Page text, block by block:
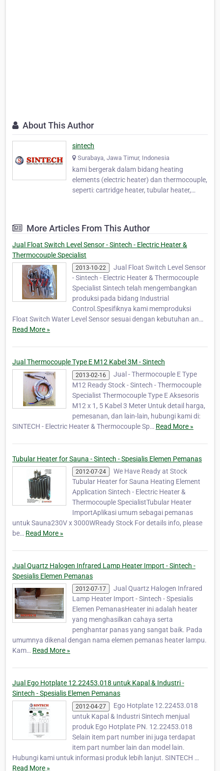
About This Author
sintech
Surabaya, Jawa Timur, Indonesia
kami bergerak dalam bidang heating
elements (electric heater) dan thermocouple,
seperti: cartridge heater, tubular heater,
area industri. selain itu, untuk shipping atau
p…
More Articles From This Author
Jual Float Switch Level Sensor - Sintech - Electric Heater &
Thermocouple Specialist
2013-10-22
Jual Float Switch Level Sensor
- Sintech - Electric Heater & Thermocouple
Specialist Sintech telah mengembangkan
produksi pada bidang Industrial
Control.Spesifiknya kami memproduksi
Float Switch Water Level Sensor sesuai dengan kebutuhan an…
Read More »
Jual Thermocouple Type E M12 Kabel 3M - Sintech
2013-02-16
Jual - Thermocouple E Type
M12 Ready Stock - Sintech - Thermocouple
Specialist Thermocouple Type E Aksesoris
M12 x 1, 5 Kabel 3 Meter Untuk detail harga,
pemesanan, dan lain-lain, hubungi kami di:
SINTECH - Electric Heater & Thermocouple Sp… Read More »
Tubular Heater for Sauna - Sintech - Spesialis Elemen Pemanas
2012-07-24
We Have Ready at Stock
Tubular Heater for Sauna Heating Element
Application Sintech - Electric Heater &
Thermocouple SpecialistTubular Heater
ImportAplikasi umum sebagai pemanas
untuk Sauna230V x 3000WReady Stock For details info, please
be… Read More »
Jual Quartz Halogen Infrared Lamp Heater Import - Sintech -
Spesialis Elemen Pemanas
2012-07-17
Jual Quartz Halogen Infrared
Lamp Heater Import - Sintech - Spesialis
Elemen PemanasHeater ini adalah heater
yang menghasilkan cahaya serta
penghantar panas yang sangat baik. Pada
umumnya dikenal dengan nama elemen pemanas heater lampu.
Kam… Read More »
Jual Ego Hotplate 12.22453.018 untuk Kapal & Industri -
Sintech - Spesialis Elemen Pemanas
2012-04-27
Ego Hotplate 12.22453.018
untuk Kapal & Industri Sintech menjual
produk Ego Hotplate PN. 12.22453.018
Selain item part number ini juga terdapat
item part number lain dan model lain.
Hubungi kami untuk informasi produk lebih lanjut. SINTECH …
Read More »